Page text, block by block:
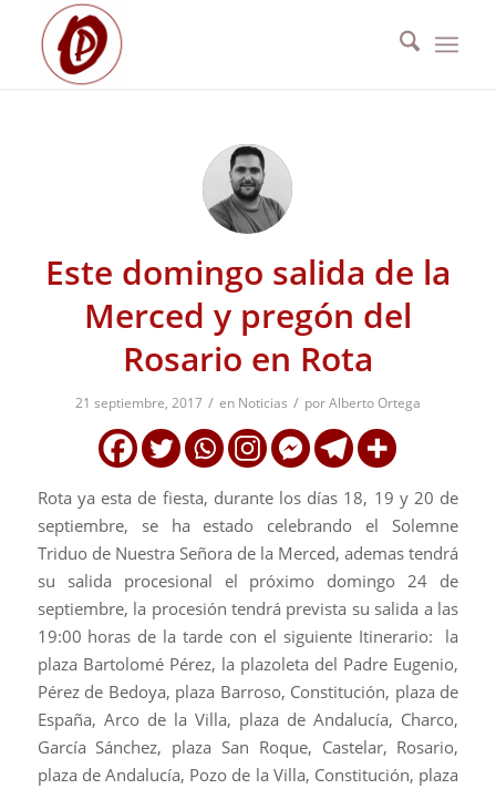
Este domingo salida de la
Merced y pregón del
Rosario en Rota
21 septiembre, 2017 / en Noticias / porAlberto Ortega
Rota ya esta de fiesta, durante los días 18, 19 y 20 de
septiembre, se ha estado celebrando el Solemne
Triduo de Nuestra Señora de la Merced, ademas tendrá
su salida procesional el próximo domingo 24 de
septiembre, la procesión tendrá prevista su salida a las
19:00 horas de la tarde con el siguiente Itinerario: la
plaza Bartolomé Pérez, la plazoleta del Padre Eugenio,
Pérez de Bedoya, plaza Barroso, Constitución, plaza de
España, Arco de la Villa, plaza de Andalucía, Charco,
García Sánchez, plaza San Roque, Castelar, Rosario,
plaza de Andalucía, Pozo de la Villa, Constitución, plaza